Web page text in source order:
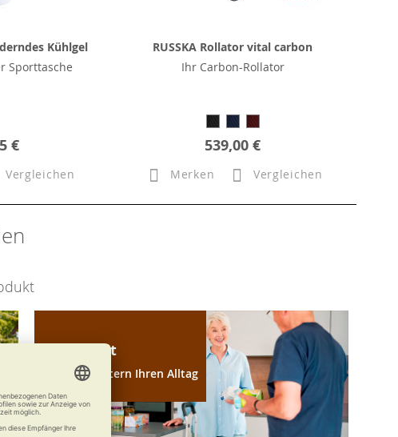
Kühlgel
Sporttasche
€
Vergleichen
RUSSKA Rollator vital carbon
Ihr Carbon-Rollator
539,00 €
Merken Vergleichen
Haushalt
Wir erleichtern Ihren Alltag